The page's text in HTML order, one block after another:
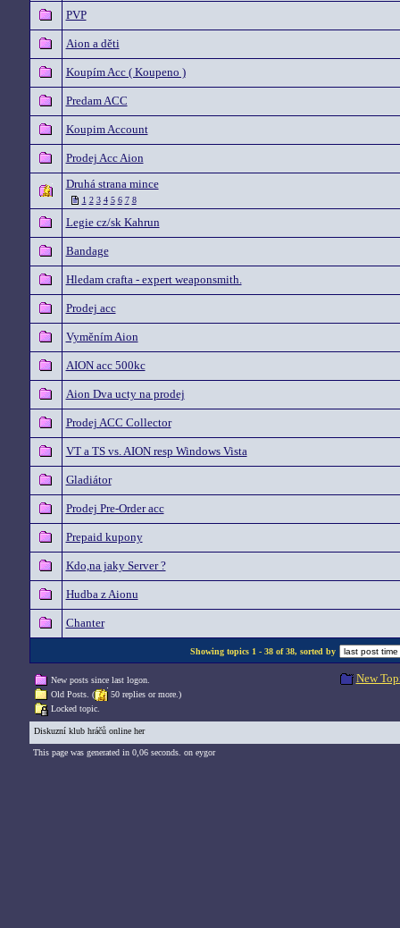
PVP
Aion a děti
Koupím Acc ( Koupeno )
Predam ACC
Koupim Account
Prodej Acc Aion
Druhá strana mince
1 2 3 4 5 6 7 8
Legie cz/sk Kahrun
Bandage
Hledam crafta - expert weaponsmith.
Prodej acc
Vyměním Aion
AION acc 500kc
Aion Dva ucty na prodej
Prodej ACC Collector
VT a TS vs. AION resp Windows Vista
Gladiátor
Prodej Pre-Order acc
Prepaid kupony
Kdo,na jaky Server ?
Hudba z Aionu
Chanter
Showing topics 1 - 38 of 38, sorted by
New posts since last logon.
Old Posts. (
50 replies or more.)
Locked topic.
New
Diskuzní klub hráčů online her
This page was generated in 0,06 seconds. on eygor